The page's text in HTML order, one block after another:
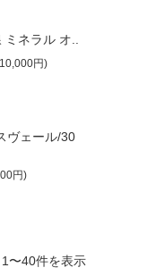
ネラル オ..
円)
ヴェール/30
円)
〜40件を表示